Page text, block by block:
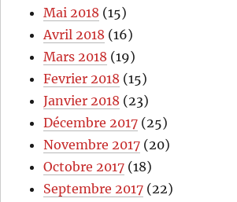
Mai 2018 (15)
Avril 2018 (16)
Mars 2018 (19)
Fevrier 2018 (15)
Janvier 2018 (23)
Décembre 2017 (25)
Novembre 2017 (20)
Octobre 2017 (18)
Septembre 2017 (22)